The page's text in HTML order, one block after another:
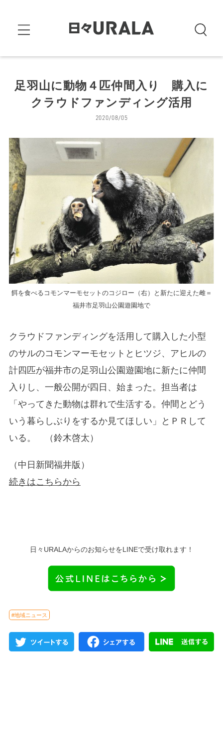
足羽山に動物４匹仲間入り 購入に
クラウドファンディング活用
2020/08/05
餌を食べるコモンマーモセットのコジロー（右）と新たに迎えた雌＝
福井市足羽山公園遊園地で
クラウドファンディングを活用して購入した小型
のサルのコモンマーモセットとヒツジ、アヒルの
計四匹が福井市の足羽山公園遊園地に新たに仲間
入りし、一般公開が四日、始まった。担当者は
「やってきた動物は群れで生活する。仲間とどう
いう暮らしぶりをするか見てほしい」とＰＲして
いる。 （鈴木啓太）
（中日新聞福井版）
続きはこちらから
日々URALAからのお知らせをLINEで受け取れます！
#地域ニュース